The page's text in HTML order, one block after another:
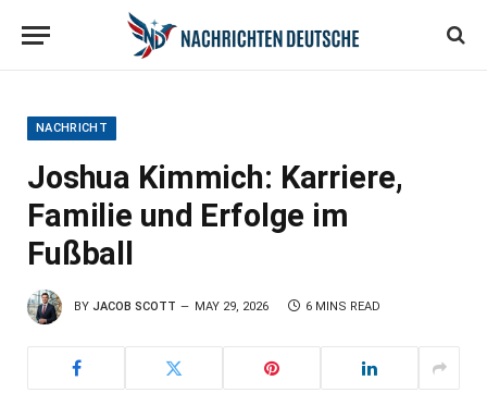
NACHRICHT
Joshua Kimmich: Karriere,
Familie und Erfolge im
Fußball
BY JACOB SCOTT MAY 29, 2026 6 MINS READ